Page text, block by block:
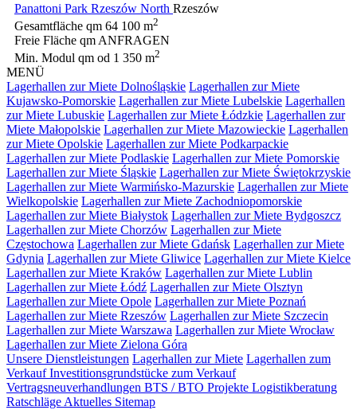
Panattoni Park Rzeszów North Rzeszów
Gesamtfläche qm 64 100 m2
Freie Fläche qm ANFRAGEN
Min. Modul qm od 1 350 m2
MENÜ
Lagerhallen zur Miete Dolnośląskie Lagerhallen zur Miete
Kujawsko-Pomorskie Lagerhallen zur Miete Lubelskie Lagerhallen
zur Miete Lubuskie Lagerhallen zur Miete Łódzkie Lagerhallen zur
Miete Małopolskie Lagerhallen zur Miete Mazowieckie Lagerhallen
zur Miete Opolskie Lagerhallen zur Miete Podkarpackie
Lagerhallen zur Miete Podlaskie Lagerhallen zur Miete Pomorskie
Lagerhallen zur Miete Śląskie Lagerhallen zur Miete Świętokrzyskie
Lagerhallen zur Miete Warmińsko-Mazurskie Lagerhallen zur Miete
Wielkopolskie Lagerhallen zur Miete Zachodniopomorskie
Lagerhallen zur Miete Białystok Lagerhallen zur Miete Bydgoszcz
Lagerhallen zur Miete Chorzów Lagerhallen zur Miete
Częstochowa Lagerhallen zur Miete Gdańsk Lagerhallen zur Miete
Gdynia Lagerhallen zur Miete Gliwice Lagerhallen zur Miete Kielce
Lagerhallen zur Miete Kraków Lagerhallen zur Miete Lublin
Lagerhallen zur Miete Łódź Lagerhallen zur Miete Olsztyn
Lagerhallen zur Miete Opole Lagerhallen zur Miete Poznań
Lagerhallen zur Miete Rzeszów Lagerhallen zur Miete Szczecin
Lagerhallen zur Miete Warszawa Lagerhallen zur Miete Wrocław
Lagerhallen zur Miete Zielona Góra
Unsere Dienstleistungen Lagerhallen zur Miete Lagerhallen zum
VerkaufInvestitionsgrundstücke zum Verkauf
Vertragsneuverhandlungen BTS / BTO Projekte Logistikberatung
RatschlägeAktuelles Sitemap